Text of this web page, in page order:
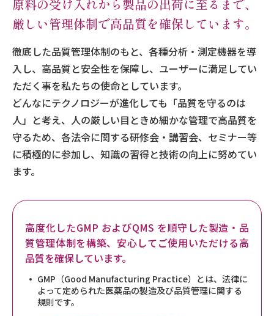
原料の受け入れから製品の出荷に至るまで、
厳しい管理体制で高品質を確保しています。
徹底した品質管理体制のもと、各種分析・測定機器を導
入し、高品質と安全性を保障し、ユーザーに満足してい
ただく事を私たちの使命としています。
どんなにテクノロジーが進化しても「品質を守るのは
人」と考え、人の厳しい目ときめ細かな管理で高品質を
守るため、各法令に関する研修会・講習会、セミナー等
に積極的に参加し、知識の習得と技術の向上に努めてい
ます。
高度化したGMP およびQMS を順守した製造・品
質管理体制を構築、安心してご使用いただける高
品質を確保しています。
GMP（Good Manufacturing Practice）とは、法律に
よって定められた医薬品の製造及び品質管理に関する
規則です。